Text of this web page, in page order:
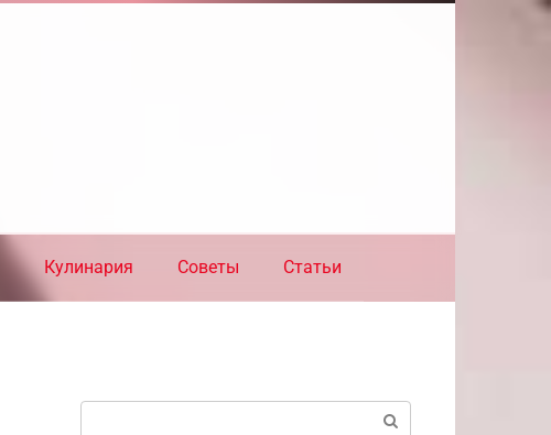
Кулинария Советы Статьи